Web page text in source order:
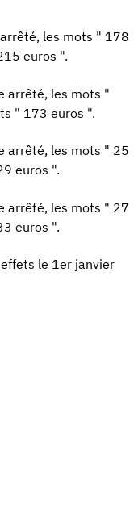
les mots " 178
euros ".
arrêté, les mots "
" 173 euros ".
arrêté, les mots " 25
euros ".
arrêté, les mots " 27
euros ".
le 1er janvier